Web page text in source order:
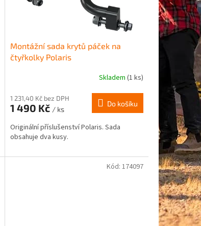
Montážní sada krytů páček na
čtyřkolky Polaris
Skladem (1 ks)
1 231,40 Kč bez DPH
1 490 Kč / ks
Do košíku
Originální příslušenství Polaris. Sada
obsahuje dva kusy.
Kód: 174097